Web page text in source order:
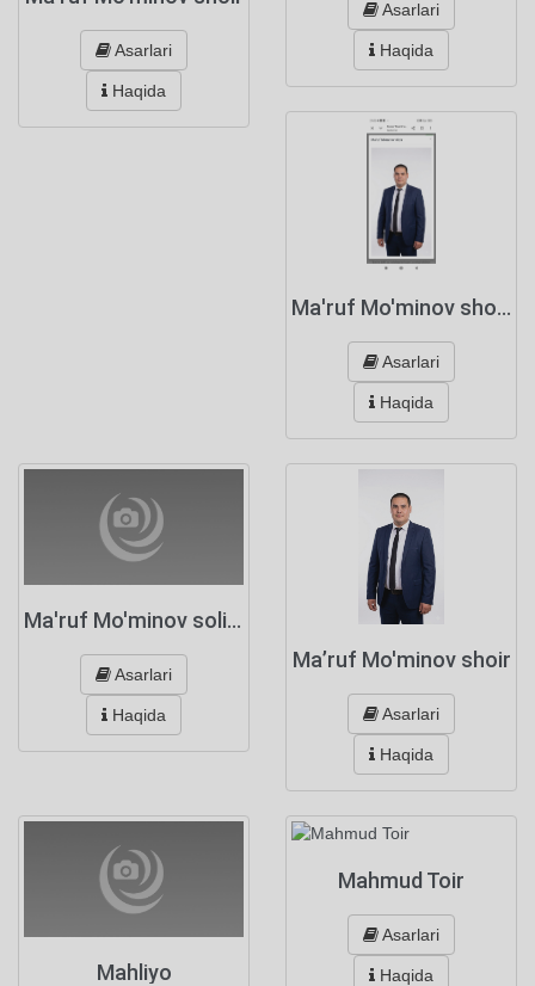
Asarlari
Haqida
Asarlari
Haqida
Ma'ruf Mo'minov shoir4
Asarlari
Haqida
Ma'ruf Mo'minov solihulovich
Asarlari
Haqida
Maʼruf Mo'minov shoir
Asarlari
Haqida
Mahliyo
Mahmud Toir
Asarlari
Haqida